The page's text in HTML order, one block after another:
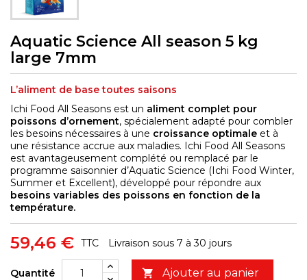
Aquatic Science All season 5 kg
large 7mm
L’aliment de base toutes saisons
Ichi Food All Seasons est un aliment complet pour
poissons d’ornement, spécialement adapté pour combler
les besoins nécessaires à une croissance optimale et à
une résistance accrue aux maladies. Ichi Food All Seasons
est avantageusement complété ou remplacé par le
programme saisonnier d’Aquatic Science (Ichi Food Winter,
Summer et Excellent), développé pour répondre aux
besoins variables des poissons en fonction de la
température.
59,46 € TTC Livraison sous 7 à 30 jours
Quantité  Ajouter au panier